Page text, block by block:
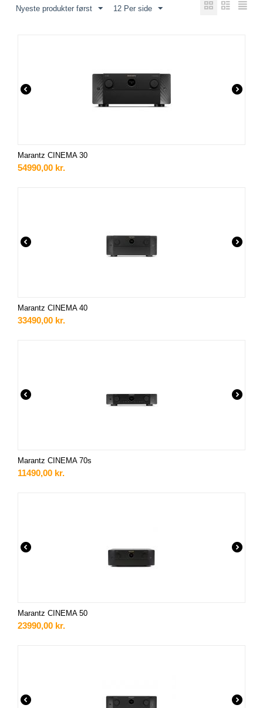
Nyeste produkter først 12 Per side
Marantz CINEMA 30
54990,00 kr.
Marantz CINEMA 40
33490,00 kr.
Marantz CINEMA 70s
11490,00 kr.
Marantz CINEMA 50
23990,00 kr.